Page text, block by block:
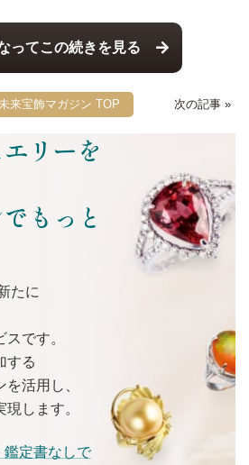
ってこの続きを見る
来宝飾マガジン TOP 次の記事 »
リーを
もっと
たに
です。
する
を活用し、
現します。
鑑定書なしで